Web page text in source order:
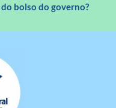
bolso do governo?